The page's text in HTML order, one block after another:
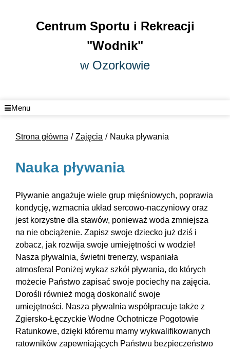
Centrum Sportu i Rekreacji
"Wodnik"
w Ozorkowie
Menu
Strona główna Zajęcia Nauka pływania
Nauka pływania
Pływanie angażuje wiele grup mięśniowych, poprawia
kondycję, wzmacnia układ sercowo-naczyniowy oraz
jest korzystne dla stawów, ponieważ woda zmniejsza
na nie obciążenie. Zapisz swoje dziecko już dziś i
zobacz, jak rozwija swoje umiejętności w wodzie!
Nasza pływalnia, świetni trenerzy, wspaniała
atmosfera! Poniżej wykaz szkół pływania, do których
możecie Państwo zapisać swoje pociechy na zajęcia.
Dorośli również mogą doskonalić swoje
umiejętności. Nasza pływalnia współpracuje także z
Zgiersko-Łęczyckie Wodne Ochotnicze Pogotowie
Ratunkowe, dzięki któremu mamy wykwalifikowanych
ratowników zapewniających Państwu bezpieczeństwo